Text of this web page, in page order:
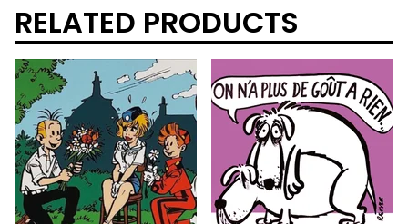
RELATED PRODUCTS